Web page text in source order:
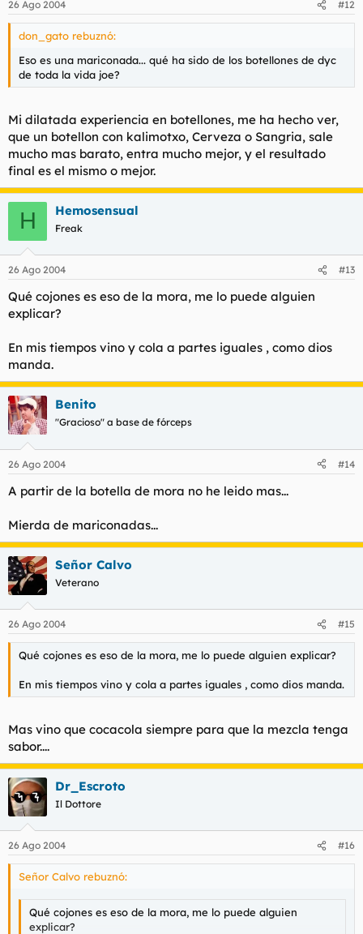
26 Ago 2004 #12
don_gato rebuznó:
Eso es una mariconada... qué ha sido de los botellones de dyc
de toda la vida joe?
Mi dilatada experiencia en botellones, me ha hecho ver,
que un botellon con kalimotxo, Cerveza o Sangria, sale
mucho mas barato, entra mucho mejor, y el resultado
final es el mismo o mejor.
H Hemosensual
Freak
26 Ago 2004 #13
Qué cojones es eso de la mora, me lo puede alguien
explicar?
En mis tiempos vino y cola a partes iguales , como dios
manda.
Benito
"Gracioso" a base de fórceps
26 Ago 2004 #14
A partir de la botella de mora no he leido mas...
Mierda de mariconadas...
Señor Calvo
Veterano
26 Ago 2004 #15
Qué cojones es eso de la mora, me lo puede alguien explicar?
En mis tiempos vino y cola a partes iguales , como dios manda.
Mas vino que cocacola siempre para que la mezcla tenga
sabor....
Dr_Escroto
Il Dottore
26 Ago 2004 #16
Señor Calvo rebuznó:
Qué cojones es eso de la mora, me lo puede alguien
explicar?